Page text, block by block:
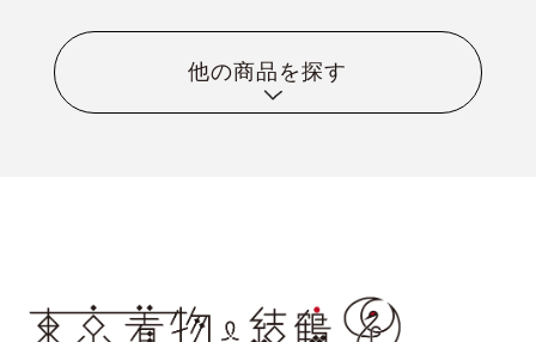
他の商品を探す